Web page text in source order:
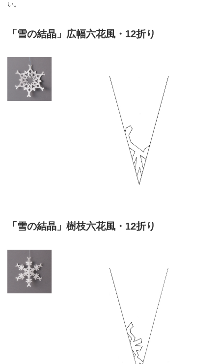
い。
「雪の結晶」広幅六花風・12折り
「雪の結晶」樹枝六花風・12折り